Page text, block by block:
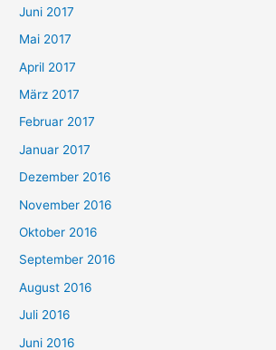
Juni 2017
Mai 2017
April 2017
März 2017
Februar 2017
Januar 2017
Dezember 2016
November 2016
Oktober 2016
September 2016
August 2016
Juli 2016
Juni 2016